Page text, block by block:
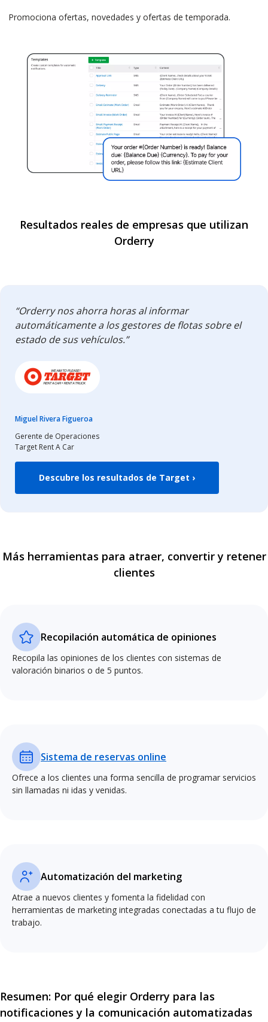
Promociona ofertas, novedades y ofertas de temporada.
Resultados reales de empresas que utilizan
Orderry
“Orderry nos ahorra horas al informar
automáticamente a los gestores de flotas sobre el
estado de sus vehículos.”
Miguel Rivera Figueroa
Gerente de Operaciones
Target Rent A Car
Descubre los resultados de Target ›
Más herramientas para atraer, convertir y retener
clientes
Recopilación automática de opiniones
Recopila las opiniones de los clientes con sistemas de
valoración binarios o de 5 puntos.
Sistema de reservas online
Ofrece a los clientes una forma sencilla de programar servicios
sin llamadas ni idas y venidas.
Automatización del marketing
Atrae a nuevos clientes y fomenta la fidelidad con
herramientas de marketing integradas conectadas a tu flujo de
trabajo.
Resumen: Por qué elegir Orderry para las
notificaciones y la comunicación automatizadas